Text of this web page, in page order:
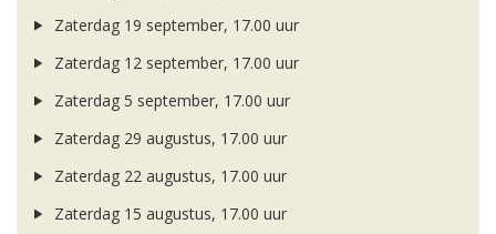
Zaterdag 19 september, 17.00 uur
Zaterdag 12 september, 17.00 uur
Zaterdag 5 september, 17.00 uur
Zaterdag 29 augustus, 17.00 uur
Zaterdag 22 augustus, 17.00 uur
Zaterdag 15 augustus, 17.00 uur